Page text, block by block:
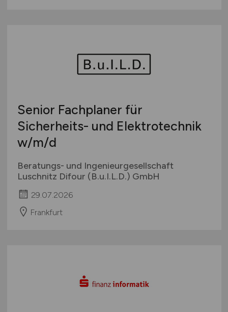
Senior Fachplaner für
Sicherheits- und Elektrotechnik
w/m/d
Beratungs- und Ingenieurgesellschaft
Luschnitz Difour (B.u.I.L.D.) GmbH
29.07.2026
Frankfurt